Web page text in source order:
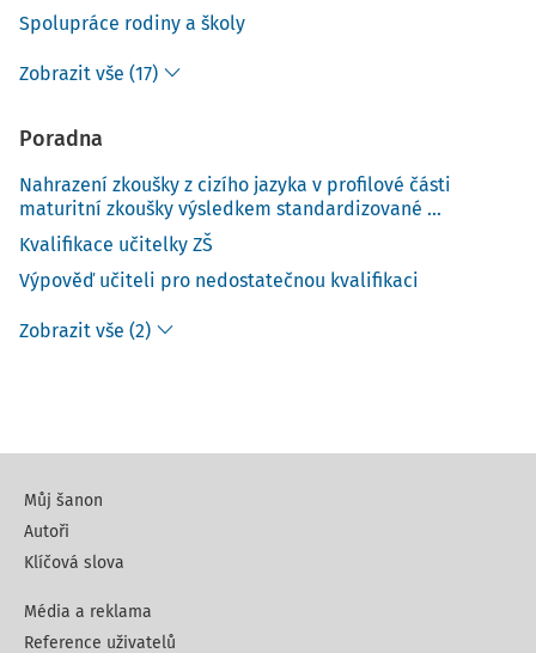
Spolupráce rodiny a školy
Zobrazit vše (17)
Poradna
Nahrazení zkoušky z cizího jazyka v profilové části
maturitní zkoušky výsledkem standardizované ...
Kvalifikace učitelky ZŠ
Výpověď učiteli pro nedostatečnou kvalifikaci
Zobrazit vše (2)
Můj šanon
Autoři
Klíčová slova
Média a reklama
Reference uživatelů